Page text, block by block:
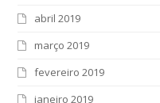
abril 2019
março 2019
fevereiro 2019
janeiro 2019